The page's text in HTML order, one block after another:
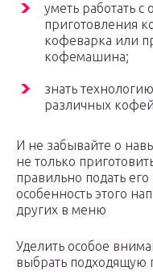
уметь работать
приготовления
кофеварка или
кофемашина;
знать
различных
И не забывайте о
не только
правильно подать
особенность этого
других в меню
Уделить особое
выбрать подходящую